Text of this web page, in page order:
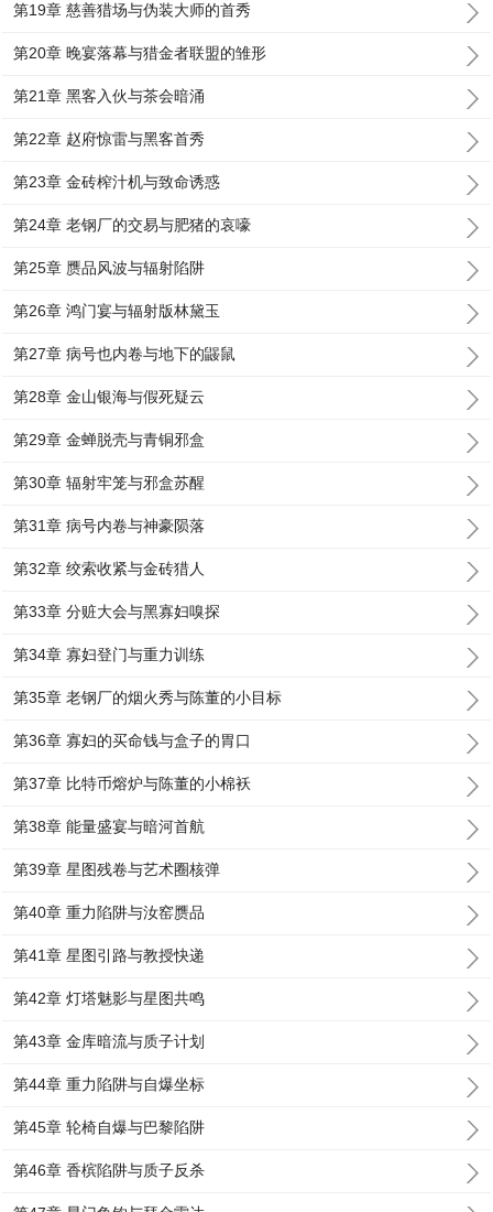
第19章 慈善猎场与伪装大师的首秀
第20章 晚宴落幕与猎金者联盟的雏形
第21章 黑客入伙与茶会暗涌
第22章 赵府惊雷与黑客首秀
第23章 金砖榨汁机与致命诱惑
第24章 老钢厂的交易与肥猪的哀嚎
第25章 赝品风波与辐射陷阱
第26章 鸿门宴与辐射版林黛玉
第27章 病号也内卷与地下的鼹鼠
第28章 金山银海与假死疑云
第29章 金蝉脱壳与青铜邪盒
第30章 辐射牢笼与邪盒苏醒
第31章 病号内卷与神豪陨落
第32章 绞索收紧与金砖猎人
第33章 分赃大会与黑寡妇嗅探
第34章 寡妇登门与重力训练
第35章 老钢厂的烟火秀与陈董的小目标
第36章 寡妇的买命钱与盒子的胃口
第37章 比特币熔炉与陈董的小棉袄
第38章 能量盛宴与暗河首航
第39章 星图残卷与艺术圈核弹
第40章 重力陷阱与汝窑赝品
第41章 星图引路与教授快递
第42章 灯塔魅影与星图共鸣
第43章 金库暗流与质子计划
第44章 重力陷阱与自爆坐标
第45章 轮椅自爆与巴黎陷阱
第46章 香槟陷阱与质子反杀